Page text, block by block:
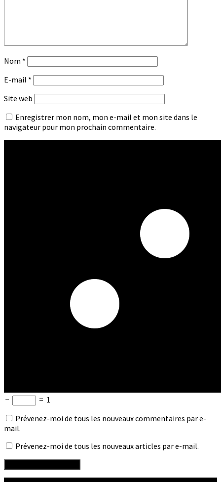
Nom *
E-mail *
Site web
Enregistrer mon nom, mon e-mail et mon site dans le
navigateur pour mon prochain commentaire.
− = 1
Prévenez-moi de tous les nouveaux commentaires par e-
mail.
Prévenez-moi de tous les nouveaux articles par e-mail.